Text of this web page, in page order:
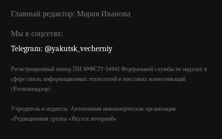
Главный редактор: Мария Иванова
Мы в соцсетях:
Telegram: @yakutsk_vecherniy
Регистрационный номер ПИ №ФС77-54941 Федеральной службы по надзору в
сфере связи, информационных технологий и массовых коммуникаций
(Роскомнадзор)
Учредитель и издатель: Автономная некоммерческая организация
«Редакционная группа «Якутск вечерний»